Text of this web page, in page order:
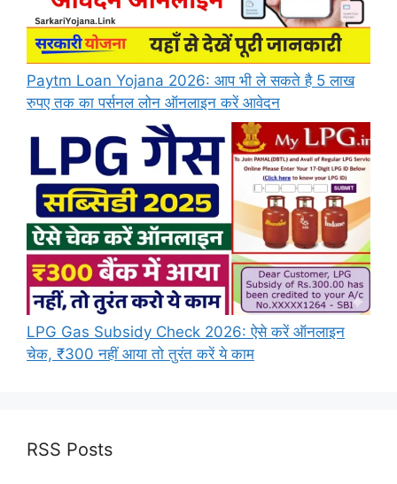
Paytm Loan Yojana 2026: आप भी ले सकते है 5 लाख
रुपए तक का पर्सनल लोन ऑनलाइन करें आवेदन
LPG Gas Subsidy Check 2026: ऐसे करें ऑनलाइन
चेक, ₹300 नहीं आया तो तुरंत करें ये काम
RSS Posts